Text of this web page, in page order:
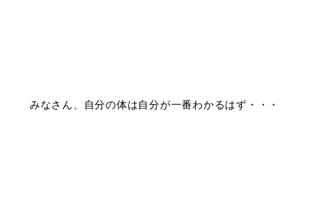
みなさん、自分の体は自分が一番わかるはず・・・